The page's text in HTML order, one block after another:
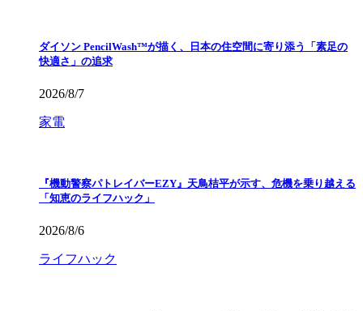
ダイソン PencilWash™が描く、日本の住空間に寄り添う「素足の
快適さ」の追求
2026/8/7
家電
『機動警察パトレイバーEZY』天鳥桔平が示す、危機を乗り越える
「知恵のライフハック」
2026/8/6
ライフハック